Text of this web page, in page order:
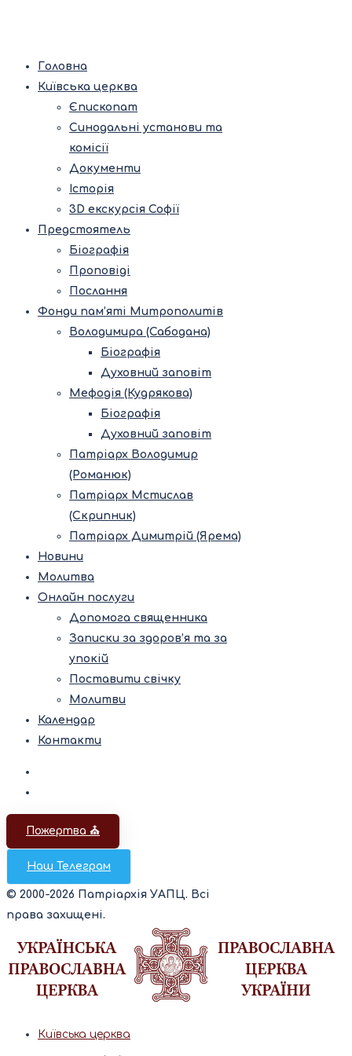
Головна
Київська церква
Єпископат
Синодальні установи та
комісії
Документи
Історія
3D екскурсія Софії
Предстоятель
Біографія
Проповіді
Послання
Фонди пам’яті Митрополитів
Володимира (Сабодана)
Біографія
Духовний заповіт
Мефодія (Кудрякова)
Біографія
Духовний заповіт
Патріарх Володимир
(Романюк)
Патріарх Мстислав
(Скрипник)
Патріарх Димитрій (Ярема)
Новини
Молитва
Онлайн послуги
Допомога священника
Записки за здоров’я та за
упокій
Поставити свічку
Молитви
Календар
Контакти
Пожертва ⛪️
Наш Телеграм
© 2000-2026 Патріархія УАПЦ. Всі
права захищені.
Київська церква